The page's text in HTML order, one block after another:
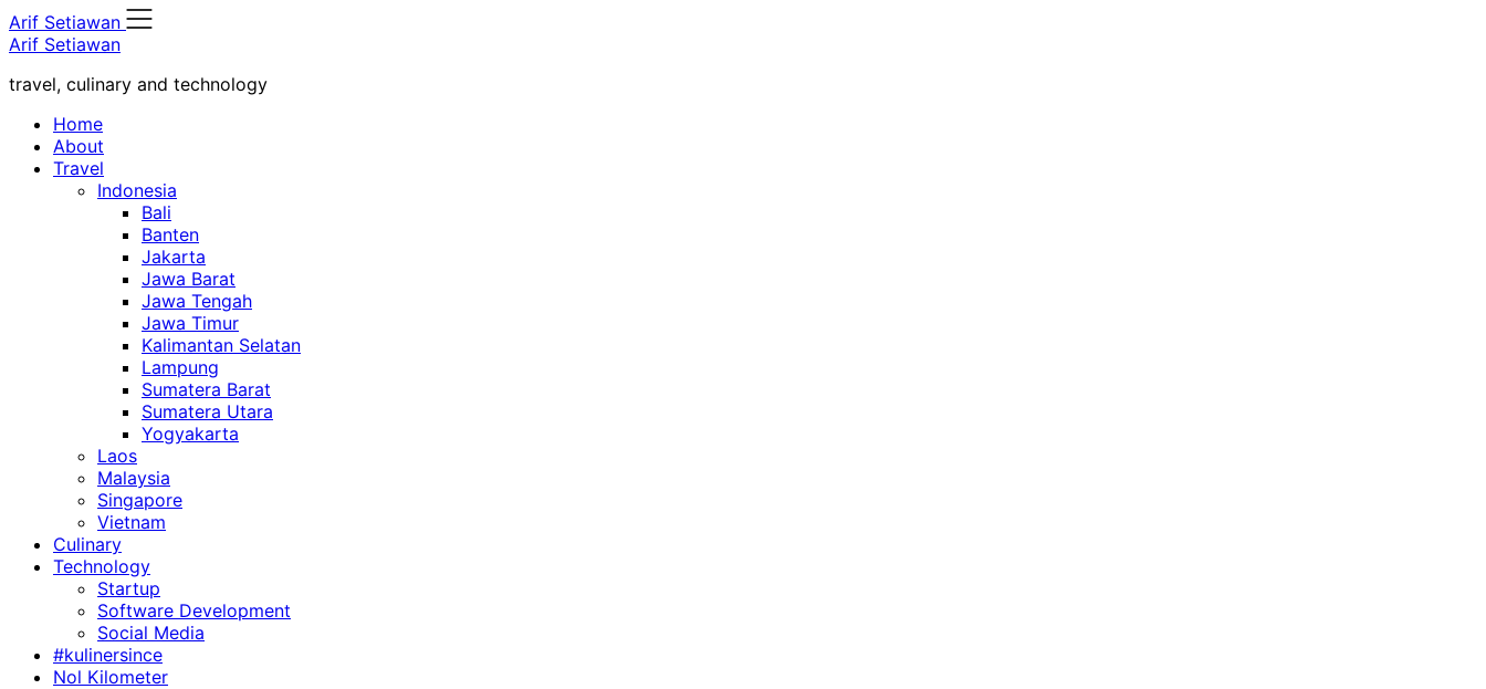
Skip
to
Arif Setiawan
Arif Setiawan
travel, culinary and technology
Home
About
Travel
Indonesia
Bali
Banten
Jakarta
Jawa Barat
Jawa Tengah
Jawa Timur
Kalimantan Selatan
Lampung
Sumatera Barat
Sumatera Utara
Yogyakarta
Laos
Malaysia
Singapore
Vietnam
Culinary
Technology
Startup
Software Development
Social Media
#kulinersince
Nol Kilometer